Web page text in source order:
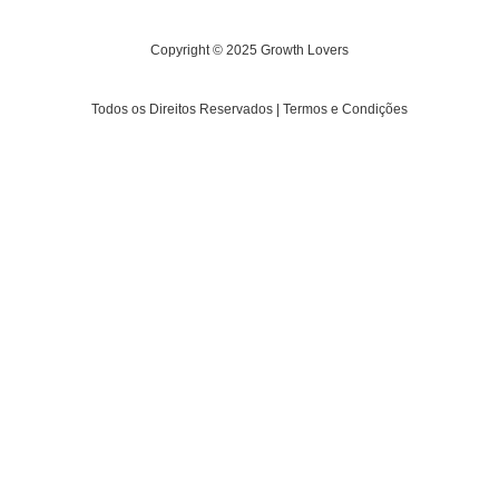
Copyright © 2025 Growth Lovers
Todos os Direitos Reservados | Termos e Condições